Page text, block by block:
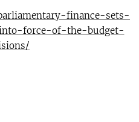
finance-sets-
force-of-the-budget-